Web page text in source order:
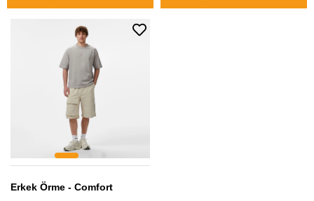
Erkek Örme - Comfort